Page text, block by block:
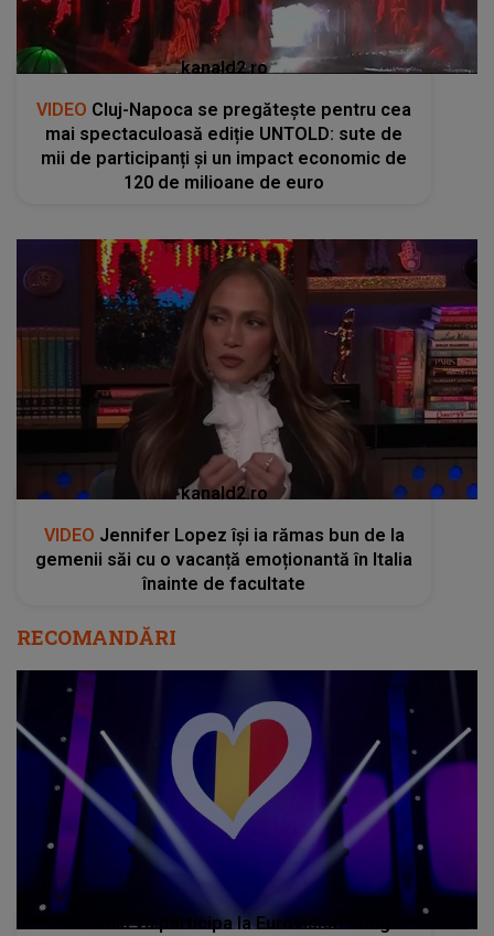
kanald2.ro
VIDEO Cluj-Napoca se pregătește pentru cea
mai spectaculoasă ediție UNTOLD: sute de
mii de participanți și un impact economic de
120 de milioane de euro
kanald2.ro
VIDEO Jennifer Lopez își ia rămas bun de la
gemenii săi cu o vacanță emoționantă în Italia
înainte de facultate
RECOMANDĂRI
România va participa la Eurovision Song